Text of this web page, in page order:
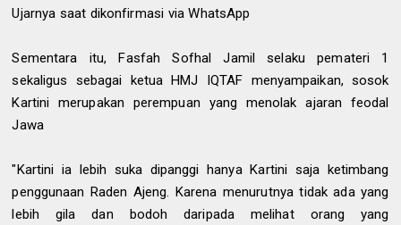
Ujarnya saat dikonfirmasi via WhatsApp
Sementara itu, Fasfah Sofhal Jamil selaku pemateri 1
sekaligus sebagai ketua HMJ IQTAF menyampaikan, sosok
Kartini merupakan perempuan yang menolak ajaran feodal
Jawa
"Kartini ia lebih suka dipanggi hanya Kartini saja ketimbang
penggunaan Raden Ajeng. Karena menurutnya tidak ada yang
lebih gila dan bodoh daripada melihat orang yang